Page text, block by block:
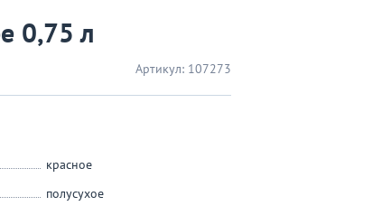
0,75 л
Артикул: 107273
красное
полусухое